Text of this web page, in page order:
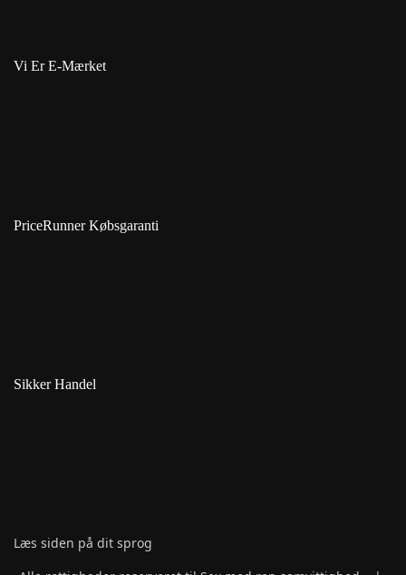
Vi Er E-Mærket
PriceRunner Købsgaranti
Sikker Handel
Læs siden på dit sprog